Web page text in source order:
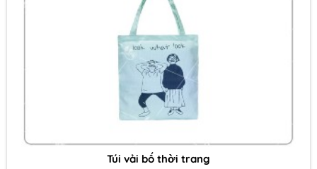
Túi vải bố thời trang